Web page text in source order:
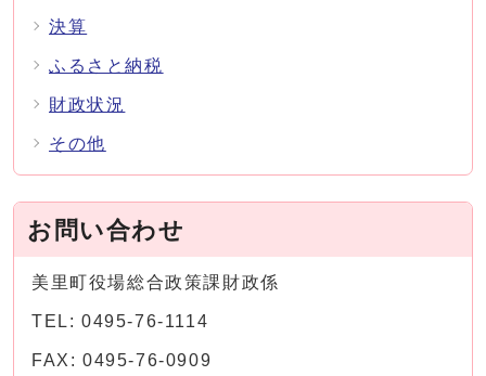
決算
ふるさと納税
財政状況
その他
お問い合わせ
美里町役場総合政策課財政係
TEL: 0495-76-1114
FAX: 0495-76-0909